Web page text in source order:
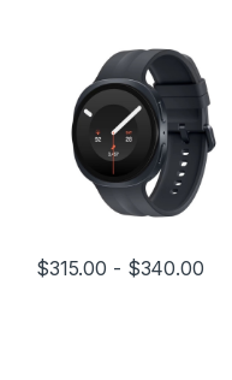
$315.00 - $340.00